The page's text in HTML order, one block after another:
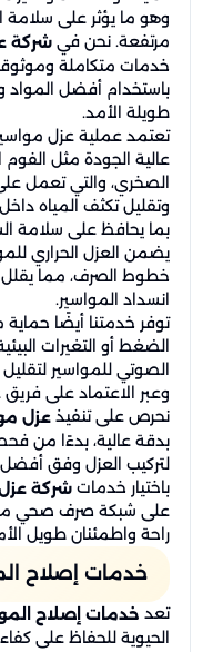
وهو ما يؤثر على سلامة
مرتفعة. نحن في شركة
خدمات متكاملة
باستخدام أفضل المواد
طويلة الأمد.
تعتمد عملية عزل
عالية الجودة مثل
الصخري، والتي تعمل
وتقليل تكثف المياه
بما يحافظ على سلامة
يضمن العزل الحراري
خطوط الصرف، مما يقلل
انسداد المواسير.
توفر خدمتنا أيضًا حماية
الضغط أو التغيرات
الصوتي للمواسير
وعبر الاعتماد على
نحرص على تنفيذ عزل
بدقة عالية، بدءًا من
لتركيب العزل وفق أفضل
باختيار خدمات شركة عزل
على شبكة صرف صحي
راحة واطمئنان طويل
خدمات إصلاح
تعد خدمات إصلاح
الحيوية للحفاظ على